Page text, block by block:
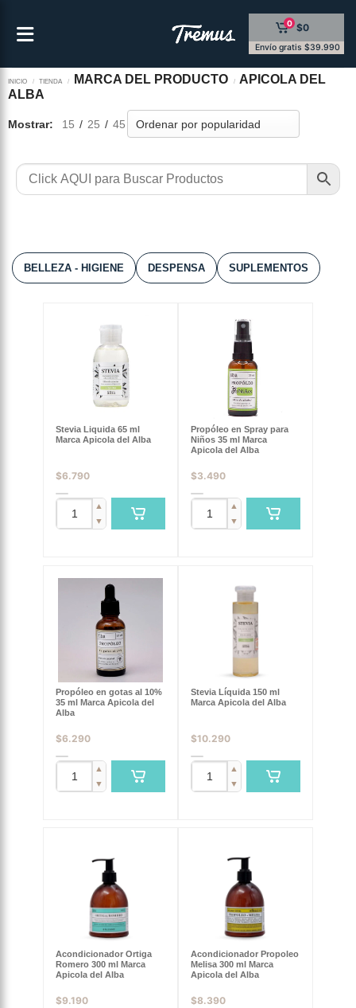
0 $0
Envío gratis $39.990
INICIO / TIENDA / MARCA DEL PRODUCTO /
APICOLA DEL
ALBA
Mostrar: 15 / 25 / 45
BELLEZA - HIGIENE DESPENSA SUPLEMENTOS
Stevia Liquida 65 ml
Marca Apicola del Alba
$6.790
▲
▼
Propóleo en Spray para
Niños 35 ml Marca
Apicola del Alba
$3.490
▲
▼
Propóleo en gotas al 10%
35 ml Marca Apicola del
Alba
$6.290
▲
▼
Stevia Líquida 150 ml
Marca Apicola del Alba
$10.290
▲
▼
Acondicionador Ortiga
Romero 300 ml Marca
Apicola del Alba
$9.190
Acondicionador Propoleo
Melisa 300 ml Marca
Apicola del Alba
$8.390